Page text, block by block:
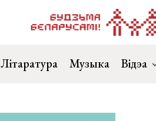
Літаратура Музыка Відэа